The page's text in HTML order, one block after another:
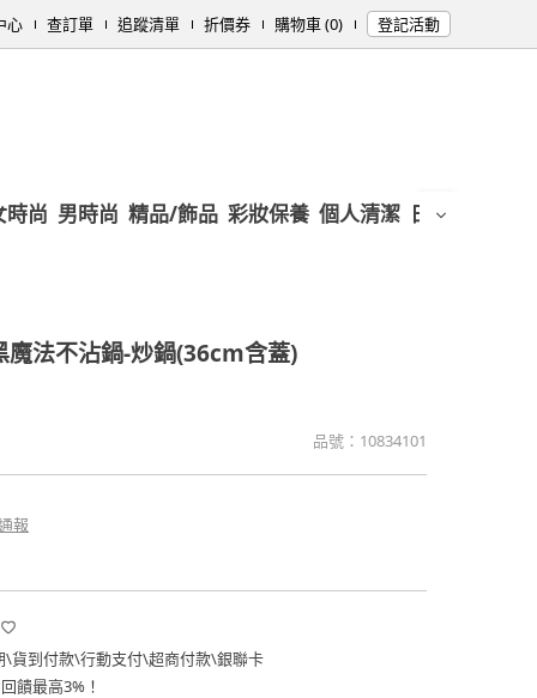
心 查訂單 追蹤清單 折價券 購物車 (0) 登記活動
時尚 男時尚 精品/飾品 彩妝保養 個人清潔 日用/紙品
魔法不沾鍋-炒鍋(36cm含蓋)
品號： 10834101
報
\貨到付款\行動支付\超商付款\銀聯卡
饋最高3%！